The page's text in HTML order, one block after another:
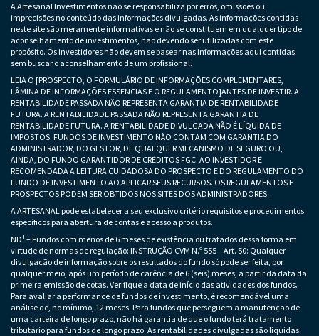
A Artesanal Investimentos não se responsabiliza por erros, omissões ou
imprecisões no conteúdo das informações divulgadas. As informações contidas
neste site são meramente informativas e não se constituem em qualquer tipo de
aconselhamento de investimentos, não devendo ser utilizadas com este
propósito. Os investidores não devem se basear nas informações aqui contidas
sem buscar o aconselhamento de um profissional.
LEIA O [PROSPECTO, O FORMULÁRIO DE INFORMAÇÕES COMPLEMENTARES,
LÂMINA DE INFORMAÇÕES ESSENCIAS E O REGULAMENTO]ANTES DE INVESTIR. A
RENTABILIDADE PASSADA NÃO REPRESENTA GARANTIA DE RENTABILIDADE
FUTURA. A RENTABILIDADE PASSADA NÃO REPRESENTA GARANTIA DE
RENTABILIDADE FUTURA. A RENTABILIDADE DIVULGADA NÃO É LÍQUIDA DE
IMPOSTOS. FUNDOS DE INVESTIMENTO NÃO CONTAM COM GARANTIA DO
ADMINISTRADOR, DO GESTOR, DE QUALQUER MECANISMO DE SEGURO OU,
AINDA, DO FUNDO GARANTIDOR DE CRÉDITOS FGC. AO INVESTIDOR É
RECOMENDADA A LEITURA CUIDADOSA DO PROSPECTO E DO REGULAMENTO DO
FUNDO DE INVESTIMENTO AO APLICAR SEUS RECURSOS. OS REGULAMENTOS E
PROSPECTOS PODEM SER OBTIDOS NOS SITES DOS ADMINISTRADORES.
A ARTESANAL pode estabelecer a seu exclusivo critério requisitos e procedimentos
específicos para abertura de contas e acesso a produtos.
ND¹ – Fundos com menos de 6 meses de existência ou tratados dessa forma em
virtude de normas de regulação: INSTRUÇÃO CVM N.º 555 – Art. 50: Qualquer
divulgação de informação sobre os resultados do fundo só pode ser feita, por
qualquer meio, após um período de carência de 6 (seis) meses, a partir da data da
primeira emissão de cotas. Verifique a data de início das atividades dos fundos.
Para avaliar a performance de fundos de investimento, é recomendável uma
análise de, no mínimo, 12 meses. Para fundos que perseguem a manutenção de
uma carteira de longo prazo, não há garantia de que o fundo terá tratamento
tributário para fundos de longo prazo. As rentabilidades divulgadas são líquidas